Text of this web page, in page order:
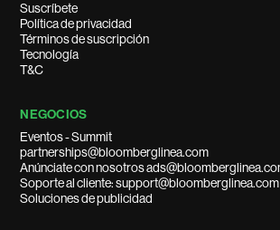
Suscríbete
Política de privacidad
Términos de suscripción
Tecnología
T&C
NEGOCIOS
Eventos - Summit
partnerships@bloomberglinea.com
Anúnciate con nosotros
Soporte al cliente: support@bloomberglinea.com
Soluciones de publicidad